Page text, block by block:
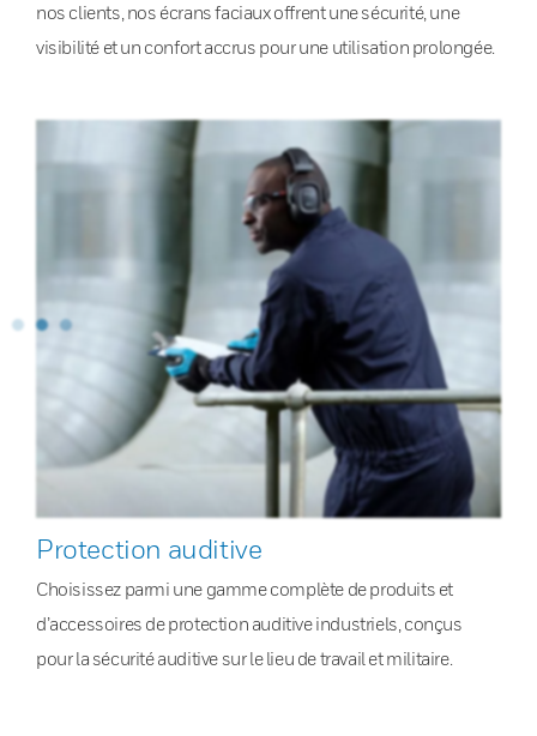
nos clients, nos écrans faciaux offrent une sécurité, une
visibilité et un confort accrus pour une utilisation prolongée.
Protection auditive
Choisissez parmi une gamme complète de produits et
d’accessoires de protection auditive industriels, conçus
pour la sécurité auditive sur le lieu de travail et militaire.